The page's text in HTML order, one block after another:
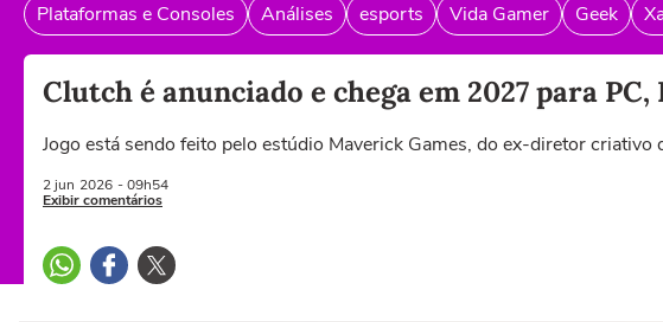
Plataformas e Consoles Análises esports Vida Gamer Geek
Clutch é anunciado e chega em 2027 para
Jogo está sendo feito pelo estúdio Maverick Games, do ex-diretor criativo
2 jun 2026 - 09h54
Exibir comentários